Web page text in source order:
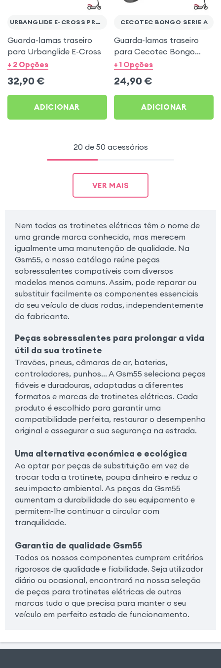
URBANGLIDE E-CROSS PRO / BOOST
Guarda-lamas traseiro
para Urbanglide E-Cross
+ 2 Opções
32,90 €
ADICIONAR
CECOTEC BONGO SERIE A
Guarda-lamas traseiro
para Cecotec Bongo
Série A
+ 1 Opções
24,90 €
ADICIONAR
20 de 50 acessórios
VER MAIS
Nem todas as trotinetes elétricas têm o nome de
uma grande marca conhecida, mas merecem
igualmente uma manutenção de qualidade. Na
Gsm55, o nosso catálogo reúne peças
sobressalentes compatíveis com diversos
modelos menos comuns. Assim, pode reparar ou
substituir facilmente os componentes essenciais
do seu veículo de duas rodas, independentemente
do fabricante.
Peças sobressalentes para prolongar a vida
útil da sua trotinete
Travões, pneus, câmaras de ar, baterias,
controladores, punhos… A Gsm55 seleciona peças
fiáveis e duradouras, adaptadas a diferentes
formatos e marcas de trotinetes elétricas. Cada
produto é escolhido para garantir uma
compatibilidade perfeita, restaurar o desempenho
original e assegurar a sua segurança na estrada.
Uma alternativa económica e ecológica
Ao optar por peças de substituição em vez de
trocar toda a trotinete, poupa dinheiro e reduz o
seu impacto ambiental. As peças da Gsm55
aumentam a durabilidade do seu equipamento e
permitem-lhe continuar a circular com
tranquilidade.
Garantia de qualidade Gsm55
Todos os nossos componentes cumprem critérios
rigorosos de qualidade e fiabilidade. Seja utilizador
diário ou ocasional, encontrará na nossa seleção
de peças para trotinetes elétricas de outras
marcas tudo o que precisa para manter o seu
veículo em perfeito estado de funcionamento.